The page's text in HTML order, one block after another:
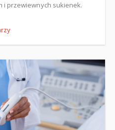
i przewiewnych sukienek.